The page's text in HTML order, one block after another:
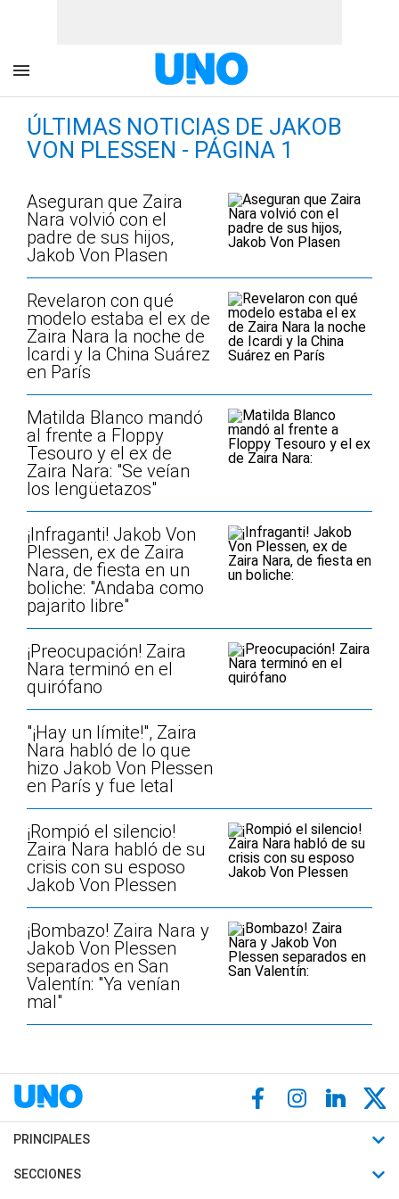
ÚLTIMAS NOTICIAS DE JAKOB
VON PLESSEN - PÁGINA 1
Aseguran que Zaira
Nara volvió con el
padre de sus hijos,
Jakob Von Plasen
Revelaron con qué
modelo estaba el ex de
Zaira Nara la noche de
Icardi y la China Suárez
en París
Matilda Blanco mandó
al frente a Floppy
Tesouro y el ex de
Zaira Nara: "Se veían
los lengüetazos"
¡Infraganti! Jakob Von
Plessen, ex de Zaira
Nara, de fiesta en un
boliche: "Andaba como
pajarito libre"
¡Preocupación! Zaira
Nara terminó en el
quirófano
"¡Hay un límite!", Zaira
Nara habló de lo que
hizo Jakob Von Plessen
en París y fue letal
¡Rompió el silencio!
Zaira Nara habló de su
crisis con su esposo
Jakob Von Plessen
¡Bombazo! Zaira Nara y
Jakob Von Plessen
separados en San
Valentín: "Ya venían
mal"
PRINCIPALES
Últimas Noticias
SECCIONES